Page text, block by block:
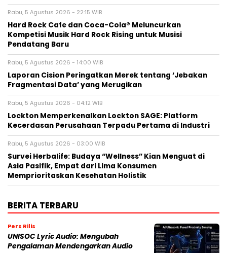
Rabu, 5 Agustus 2026 - 22:15 WIB
Hard Rock Cafe dan Coca-Cola® Meluncurkan
Kompetisi Musik Hard Rock Rising untuk Musisi
Pendatang Baru
Rabu, 5 Agustus 2026 - 14:00 WIB
Laporan Cision Peringatkan Merek tentang ‘Jebakan
Fragmentasi Data’ yang Merugikan
Rabu, 5 Agustus 2026 - 04:12 WIB
Lockton Memperkenalkan Lockton SAGE: Platform
Kecerdasan Perusahaan Terpadu Pertama di Industri
Rabu, 5 Agustus 2026 - 03:00 WIB
Survei Herbalife: Budaya “Wellness” Kian Menguat di
Asia Pasifik, Empat dari Lima Konsumen
Memprioritaskan Kesehatan Holistik
BERITA TERBARU
Pers Rilis
UNISOC Lyric Audio: Mengubah
Pengalaman Mendengarkan Audio